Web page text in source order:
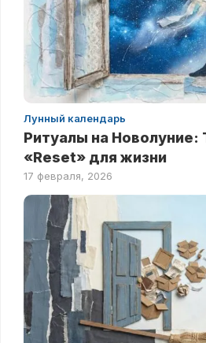
Лунный календарь
Ритуалы на Новолуние:
«Reset» для жизни
17 февраля, 2026